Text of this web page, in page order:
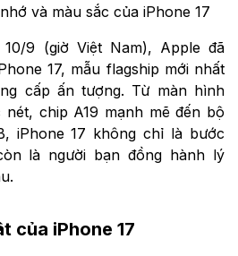
và màu sắc của iPhone 17
9 (giờ Việt Nam), Apple đã
17, mẫu flagship mới nhất
cấp ấn tượng. Từ màn hình
nét, chip A19 mạnh mẽ đến bộ
iPhone 17 không chỉ là bước
là người bạn đồng hành lý
của iPhone 17